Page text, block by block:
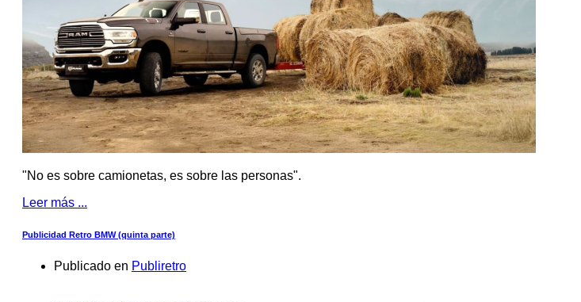
"No es sobre camionetas, es sobre las personas".
Leer más ...
Publicidad Retro BMW (quinta parte)
Publicado en Publiretro